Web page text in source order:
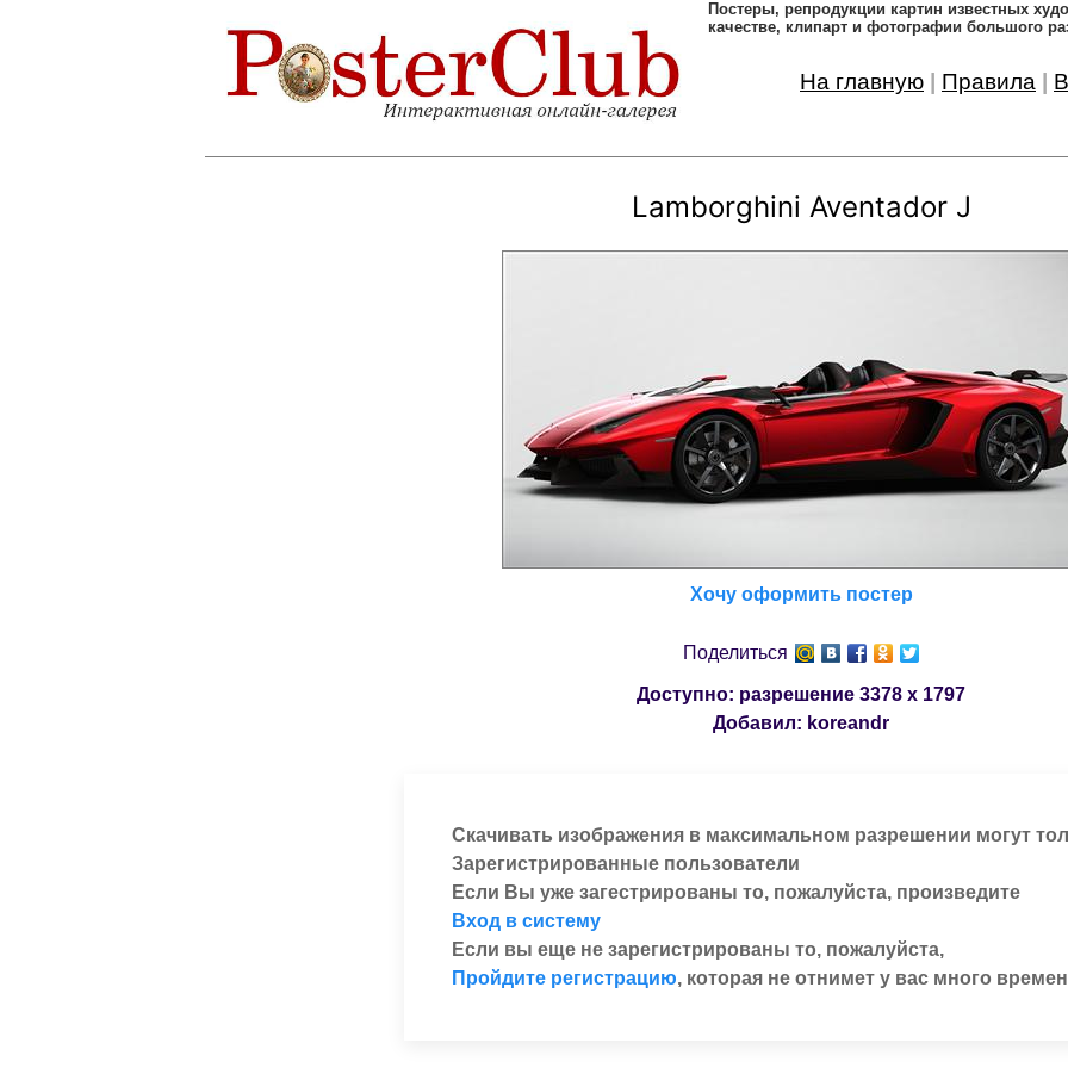
Постеры, pепродукции картин известных
качестве, клипарт и фотографии большого
На главную Правила
Lamborghini Aventador J
Хочу оформить постер
Поделиться
Доступно: разрешение 3378 x 1797
Добавил: koreandr
Скачивать изображения в максимальном разрешении могут
Зарегистрированные пользователи
Если Вы уже загестрированы то, пожалуйста, произведите
Вход в систему
Если вы еще не зарегистрированы то, пожалуйста,
Пройдите регистрацию, которая не отнимет у вас много